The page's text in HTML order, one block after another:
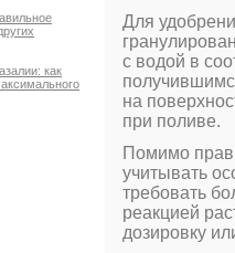
как
Для
с водой в
на
при поливе.
Помимо
учитывать
требовать
реакцией
дозировку